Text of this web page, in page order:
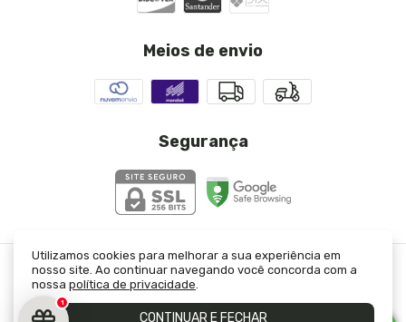
Utilizamos cookies para melhorar a sua experiência em
nosso site. Ao continuar navegando você concorda com a
nossa política de privacidade.
CONTINUAR E FECHAR
Meios de envio
Segurança
Saia Midi Cetim Azul Marinho- JJ Modas
©2026. JJ Modas Ltda - 23333421000130. Todos os direitos reservados.
1